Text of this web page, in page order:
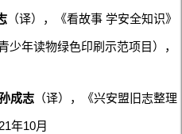
（译），《看故事 学安全知识》
年读物绿色印刷示范项目），
成志 （译），《兴安盟旧志整理
年10月